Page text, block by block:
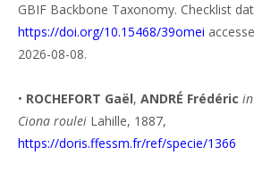
GBIF Backbone Taxonomy. Checklist
https://doi.org/10.15468/39omei
2026-08-08.
• ROCHEFORT Gaël, ANDRÉ Frédéric
Ciona roulei Lahille, 1887,
https://doris.ffessm.fr/ref/specie/1366